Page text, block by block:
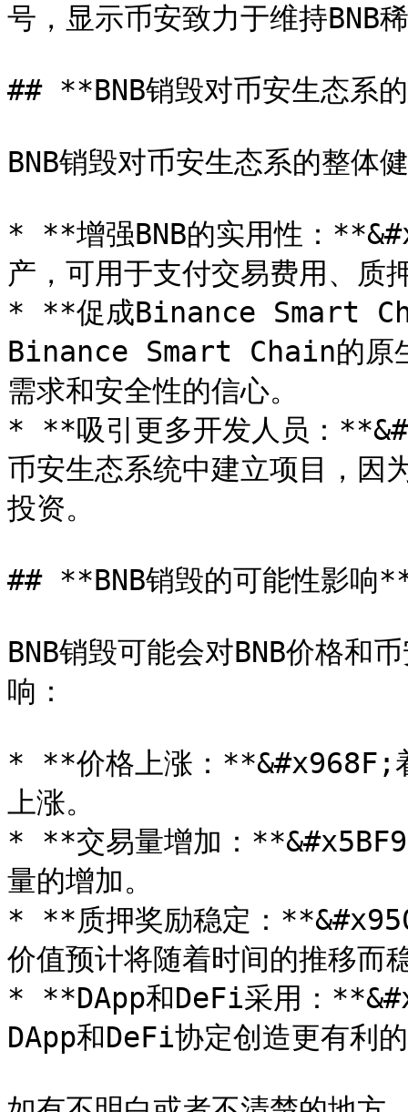
号，显示币安致力于维持BNB
## **BNB销毁对币安生态系
BNB销毁对币安生态系的整体
* **增强BNB的实用性：
产，可用于支付交易费用、质
* **促成Binance Smart
Binance Smart Chain的原生
需求和安全性的信心。
* **吸引更多开发人员：
币安生态系统中建立项目，因
投资。
## **BNB销毁的可能性影响
BNB销毁可能会对BNB价格和
响：
* **价格上涨：**&#x968F;着
上涨。
* **交易量增加：
量的增加。
* **质押奖励稳定：
价值预计将随着时间的推移而
* **DApp和DeFi采用：
DApp和DeFi协定创造更有利